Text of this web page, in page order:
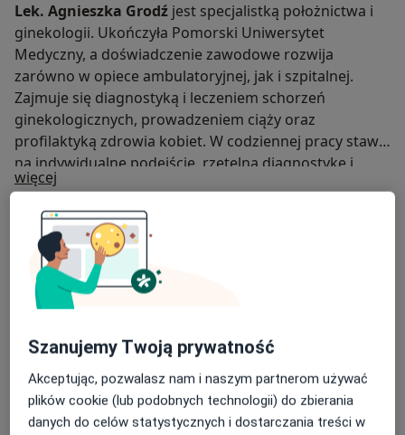
Lek. Agnieszka Grodź jest specjalistką położnictwa i
ginekologii. Ukończyła Pomorski Uniwersytet
Medyczny, a doświadczenie zawodowe rozwija
zarówno w opiece ambulatoryjnej, jak i szpitalnej.
Zajmuje się diagnostyką i leczeniem schorzeń
ginekologicznych, prowadzeniem ciąży oraz
profilaktyką zdrowia kobiet. W codziennej pracy stawia
na indywidualne podejście, rzetelną diagnostykę i
prowadzenie pacjentek zgodnie z aktualnymi
standardami medycznymi.
więcej
Zakres porad
Położnictwo i ginekologia
Ginekologia onkologiczna
Główne obszary pomocy
Endometrioza
Zaburzenia miesiączkowania
+56
Pacjenci których przyjmuję
Szanujemy Twoją prywatność
Akceptując, pozwalasz nam i naszym partnerom używać
plików cookie (lub podobnych technologii) do zbierania
danych do celów statystycznych i dostarczania treści w